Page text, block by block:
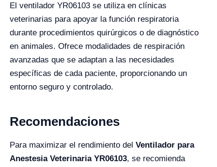
El ventilador YR06103 se utiliza en clínicas
veterinarias para apoyar la función respiratoria
durante procedimientos quirúrgicos o de diagnóstico
en animales. Ofrece modalidades de respiración
avanzadas que se adaptan a las necesidades
específicas de cada paciente, proporcionando un
entorno seguro y controlado.
Recomendaciones
Para maximizar el rendimiento del Ventilador para
Anestesia Veterinaria YR06103, se recomienda